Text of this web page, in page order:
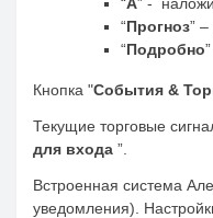
“Прогноз”
“Подробно
Кнопка "События &
Текущие торговые
для входа ”.
Встроенная система
уведомления).